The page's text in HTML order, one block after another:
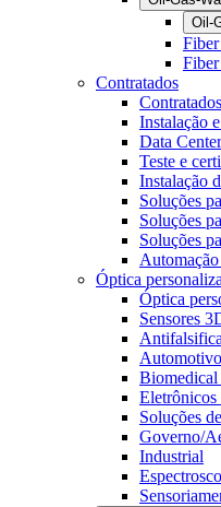
Oil-
Contratados
Contratados
Instalação
Data
Teste e
Instalação
Soluções
Soluções
Soluções
Óptica
Óptica
Sensores
Automotivo
Eletrônicos
Soluções
Governo/
Industrial